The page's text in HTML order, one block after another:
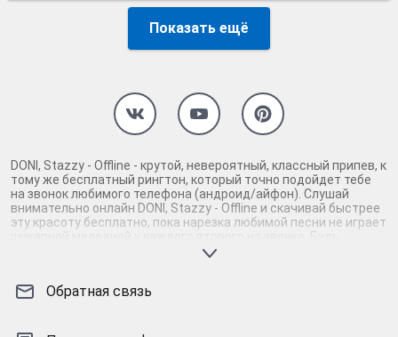
Показать ещё
DONI, Stazzy - Offline - крутой, невероятный, классный припев, к
тому же бесплатный рингтон, который точно подойдет тебе
на звонок любимого телефона (андроид/айфон). Слушай
внимательно онлайн DONI, Stazzy - Offline и скачивай быстрее
эту красоту бесплатно, пока нарезка любимой песни не играет
шикарной мелодией у каждого второго на звонке. Будь
первым, кто скачает бесплатно сей шедевр музыки и оценит
нарезку mp3 песни на звонок телефона, ну, или m4r мелодию
Обратная связь